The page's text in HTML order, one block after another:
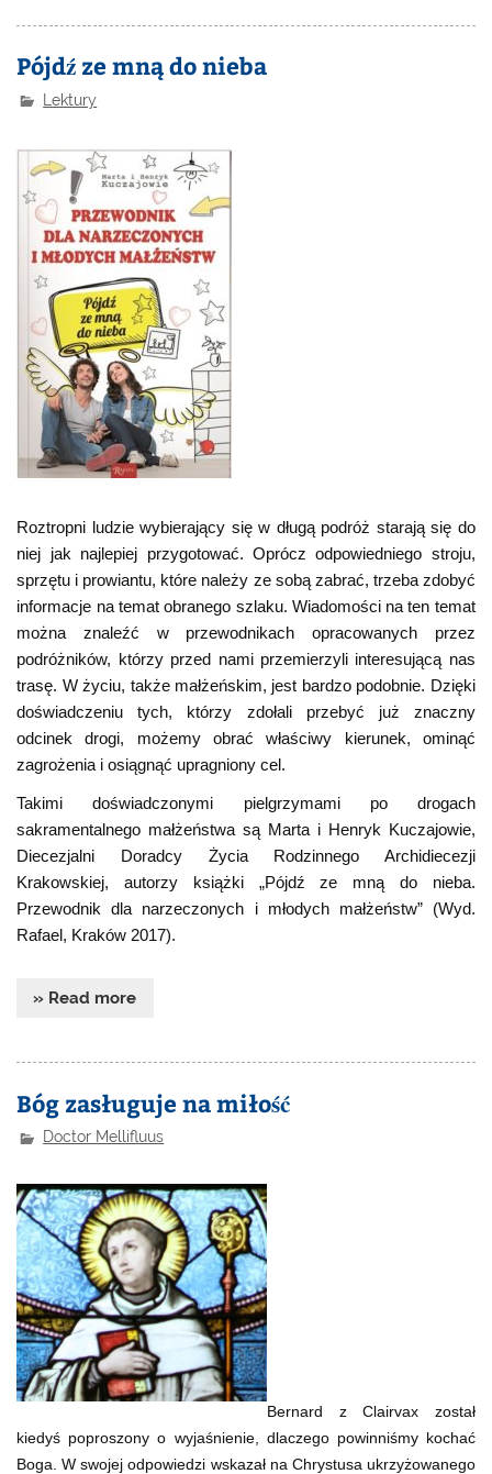
Pójdź ze mną do nieba
Lektury
Roztropni ludzie wybierający się w długą podróż starają się do
niej jak najlepiej przygotować. Oprócz odpowiedniego stroju,
sprzętu i prowiantu, które należy ze sobą zabrać, trzeba zdobyć
informacje na temat obranego szlaku. Wiadomości na ten temat
można znaleźć w przewodnikach opracowanych przez
podróżników, którzy przed nami przemierzyli interesującą nas
trasę. W życiu, także małżeńskim, jest bardzo podobnie. Dzięki
doświadczeniu tych, którzy zdołali przebyć już znaczny
odcinek drogi, możemy obrać właściwy kierunek, ominąć
zagrożenia i osiągnąć upragniony cel.
Takimi doświadczonymi pielgrzymami po drogach
sakramentalnego małżeństwa są Marta i Henryk Kuczajowie,
Diecezjalni Doradcy Życia Rodzinnego Archidiecezji
Krakowskiej, autorzy książki „Pójdź ze mną do nieba.
Przewodnik dla narzeczonych i młodych małżeństw” (Wyd.
Rafael, Kraków 2017).
» Read more
Bóg zasługuje na miłość
Doctor Mellifluus
Bernard z Clairvax został
kiedyś poproszony o wyjaśnienie, dlaczego powinniśmy kochać
Boga. W swojej odpowiedzi wskazał na Chrystusa ukrzyżowanego